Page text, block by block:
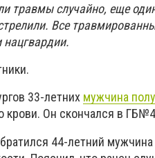
травмы случайно, еще
Все
33-летних мужчина
крови. Он скончался в
44-летний